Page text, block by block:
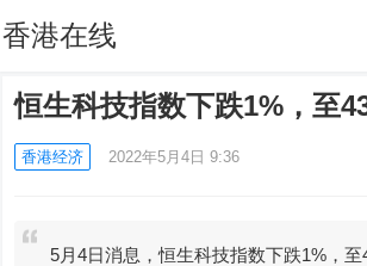
香港在线
恒生科技指数下跌1%，至
香港经济 2022年5月4日 9:36
5月4日消息，恒生科技指数下跌1%，至